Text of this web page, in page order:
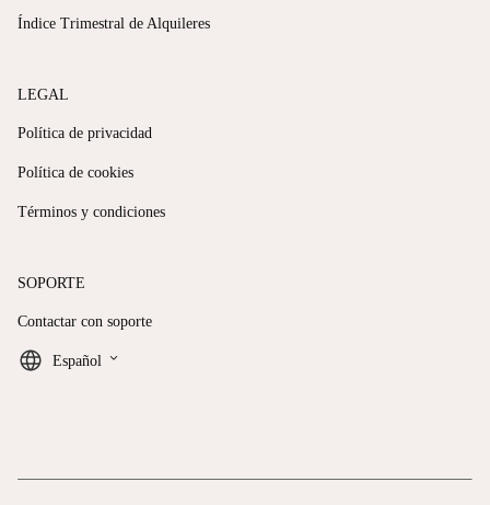
Índice Trimestral de Alquileres
LEGAL
Política de privacidad
Política de cookies
Términos y condiciones
SOPORTE
Contactar con soporte
Español keyboard_arrow_down